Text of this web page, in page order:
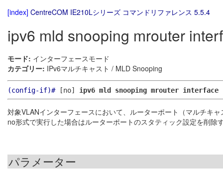
[index] CentreCOM IE210Lシリーズ コマンドリファレンス 5.5.4
ipv6 mld snooping mrouter
モード: インターフェースモード
カテゴリー: IPv6マルチキャスト / MLD Snooping
(config-if)#[no] ipv6 mld snooping mrouter interface
対象VLANインターフェースにおいて、ルーターポート（マルチキ
no形式で実行した場合はルーターポートのスタティック設定を削
パラメーター